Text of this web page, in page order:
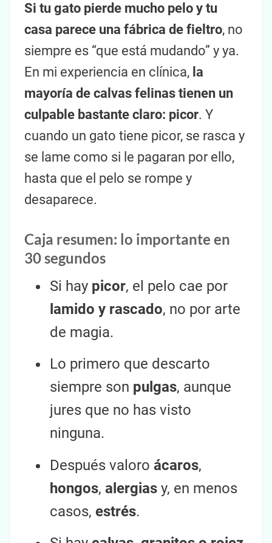
Si tu gato pierde mucho pelo y tu
casa parece una fábrica de fieltro, no
siempre es “que está mudando” y ya.
En mi experiencia en clínica, la
mayoría de calvas felinas tienen un
culpable bastante claro: picor. Y
cuando un gato tiene picor, se rasca y
se lame como si le pagaran por ello,
hasta que el pelo se rompe y
desaparece.
Caja resumen: lo importante en
30 segundos
Si hay picor, el pelo cae por
lamido y rascado, no por arte
de magia.
Lo primero que descarto
siempre son pulgas, aunque
jures que no has visto
ninguna.
Después valoro ácaros,
hongos, alergias y, en menos
casos, estrés.